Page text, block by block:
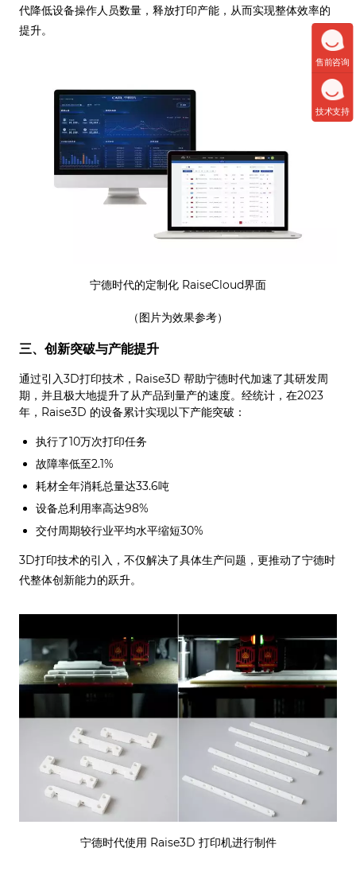
代降低设备操作人员数量，释放打印产能，从而实现整体效率的
提升。
宁德时代的定制化 RaiseCloud界面
（图片为效果参考）
三、创新突破与产能提升
通过引入3D打印技术，Raise3D 帮助宁德时代加速了其研发周
期，并且极大地提升了从产品到量产的速度。经统计，在2023
年，Raise3D 的设备累计实现以下产能突破：
执行了10万次打印任务
故障率低至2.1%
耗材全年消耗总量达33.6吨
设备总利用率高达98%
交付周期较行业平均水平缩短30%
3D打印技术的引入，不仅解决了具体生产问题，更推动了宁德时
代整体创新能力的跃升。
宁德时代使用 Raise3D 打印机进行制件
售前咨询
技术支持